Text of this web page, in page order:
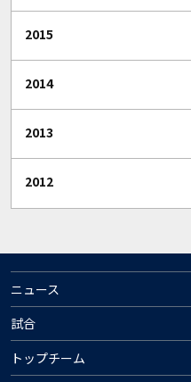
2015
2014
2013
2012
ニュース
試合
トップチーム